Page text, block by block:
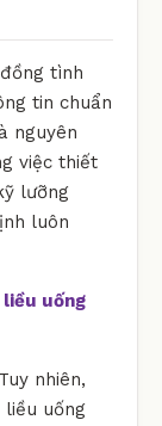
tình
tin chuẩn
nguyên
việc thiết
lưỡng
luôn
uống
nhiên,
liều uống